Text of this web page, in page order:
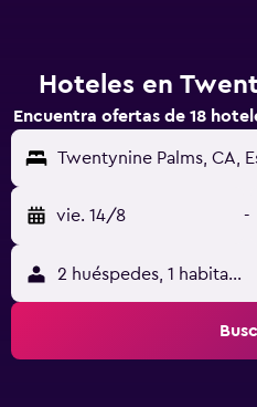
Hoteles en
Encuentra ofertas de 18
Twentynine Palms, CA,
vie. 14/8 -
2 huéspedes, 1 habitación